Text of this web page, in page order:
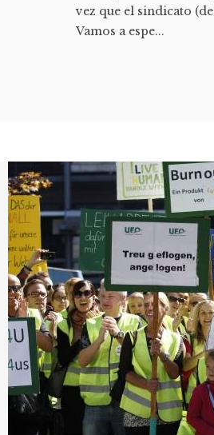
vez que el sindicato
Vamos a espe...